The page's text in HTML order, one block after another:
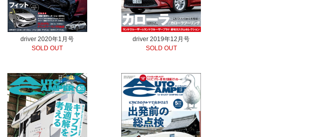
driver 2020年1月号
SOLD OUT
driver 2019年12月号
SOLD OUT